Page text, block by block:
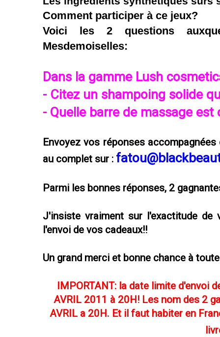
Comment participer à ce jeux?
Voici les 2 questions
Mesdemoiselles:
Dans la gamme Lush
- Citez un shampoing solide
- Quelle barre de massage
Envoyez vos réponses
au complet sur :
Parmi les bonnes réponses, 2
J'insiste vraiment sur l'exactitude
l'envoi de vos cadeaux!!
Un grand merci et bonne chance à
IMPORTANT: la date limite d'envoi
AVRIL 2011 à 20H! Les nom des 2
AVRIL a 20H. Et il faut habiter en